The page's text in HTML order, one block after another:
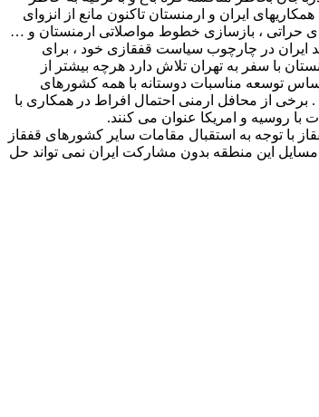
همکاریهای ایران و ارمنستان تاکنون مانع از انزوای
حراتی ، بازسازی خطوط مواصلاتی ارمنستان و …
ایران در چارچوب سیاست قفقازی خود ، برای
با سفر به تهران تلاش دارد هرچه بیشتر از
توسعه مناسبات دوستانه با همه کشورهای
. برخی از محافل ارمنی احتمال افراط در همکاری با
با روسیه و امریکا عنوان می کنند.
با توجه به استقبال مقامات سایر کشورهای قفقاز
مسایل این منطقه بدون مشارکت ایران نمی تواند حل